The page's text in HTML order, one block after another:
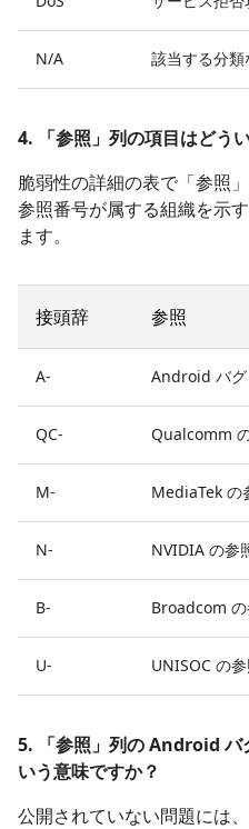
N/A 該当する分類
4. 「参照」 列の項目はどう
脆弱性の詳細の表で「参照」
参照番号が属する組織を示
ます。
接頭辞 参照
A- Android バ
QC- Qualcomm
M- MediaTek の
N- NVIDIA の参
B- Broadcom
U- UNISOC の
5. 「参照」 列の Android バ
いう意味ですか？
公開されていない問題には